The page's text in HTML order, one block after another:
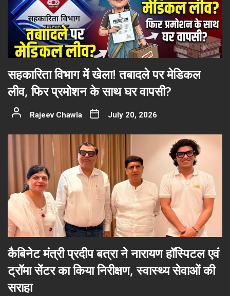
सहकारिता विभाग में खेला! तबादले पर मेडिकल
लीव, फिर प्रमोशन के साथ घर वापसी?
Rajeev Chawla July 20, 2026
कैबिनेट मंत्री प्रदीप बत्रा ने नारायण हॉस्पिटल एवं
ट्रॉमा सेंटर का किया निरीक्षण, स्वास्थ्य सेवाओं की
सराहा